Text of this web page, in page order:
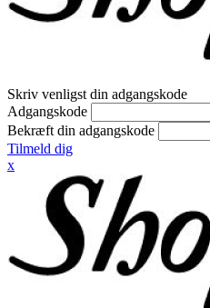
Skriv venligst din adgangskode
Adgangskode
Bekræft din adgangskode
Tilmeld dig
x